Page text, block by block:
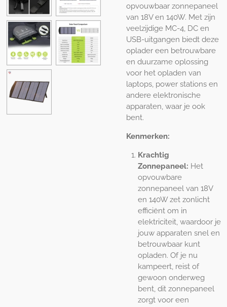
opvouwbaar zonnepaneel
van 18V en 140W. Met zijn
veelzijdige MC-4, DC en
USB-uitgangen biedt deze
oplader een betrouwbare
en duurzame oplossing
voor het opladen van
laptops, power stations en
andere elektronische
apparaten, waar je ook
bent.
Kenmerken:
Krachtig
Zonnepaneel: Het
opvouwbare
zonnepaneel van 18V
en 140W zet zonlicht
efficiënt om in
elektriciteit, waardoor je
jouw apparaten snel en
betrouwbaar kunt
opladen. Of je nu
kampeert, reist of
gewoon onderweg
bent, dit zonnepaneel
zorgt voor een